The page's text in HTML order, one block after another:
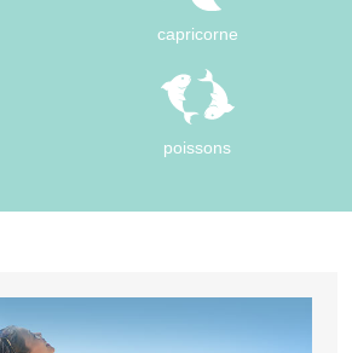
capricorne
poissons